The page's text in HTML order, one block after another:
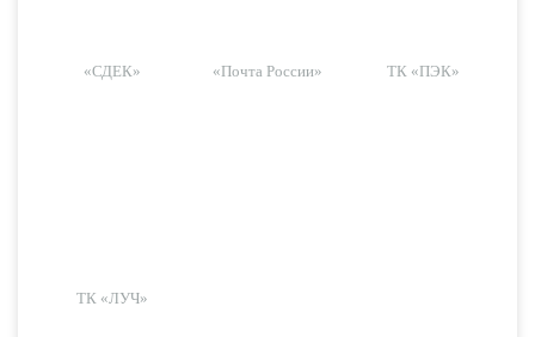
«СДЕК» «Почта России» ТК «ПЭК»
ТК «ЛУЧ»